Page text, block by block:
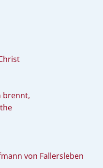
brennt,
von Fallersleben